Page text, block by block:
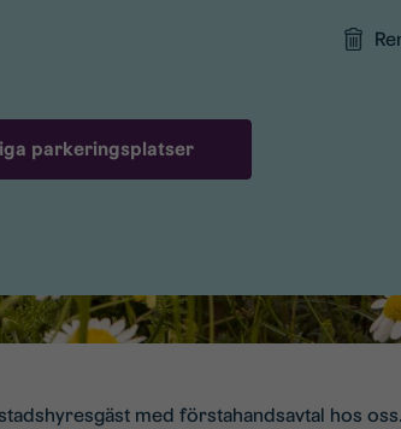
med förstahandsavtal hos oss.